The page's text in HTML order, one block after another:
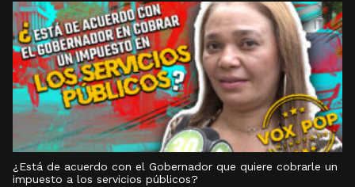
¿Está de acuerdo con el Gobernador que quiere cobrarle un
impuesto a los servicios públicos?